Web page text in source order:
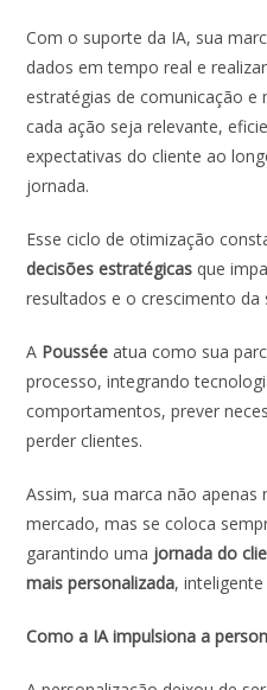
Com o suporte da IA, sua
dados em tempo real e
estratégias de comunicação e
cada ação seja relevante,
expectativas do cliente ao
jornada.
Esse ciclo de otimização
decisões estratégicas que
resultados e o crescimento da
A Poussée atua como sua
processo, integrando
comportamentos, prever
perder clientes.
Assim, sua marca não
mercado, mas se coloca
garantindo uma jornada do
mais personalizada,
Como a IA impulsiona a